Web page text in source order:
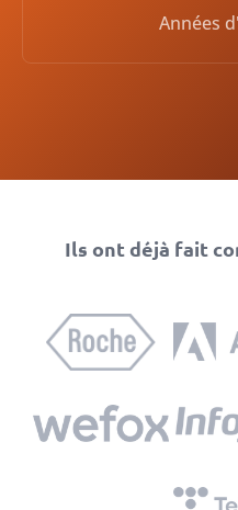
Années
Ils ont déjà fait